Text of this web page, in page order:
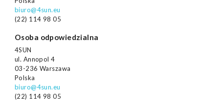
biuro@4sun.eu
(22) 114 98 05
Osoba odpowiedzialna
4SUN
ul. Annopol 4
03-236 Warszawa
Polska
biuro@4sun.eu
(22) 114 98 05